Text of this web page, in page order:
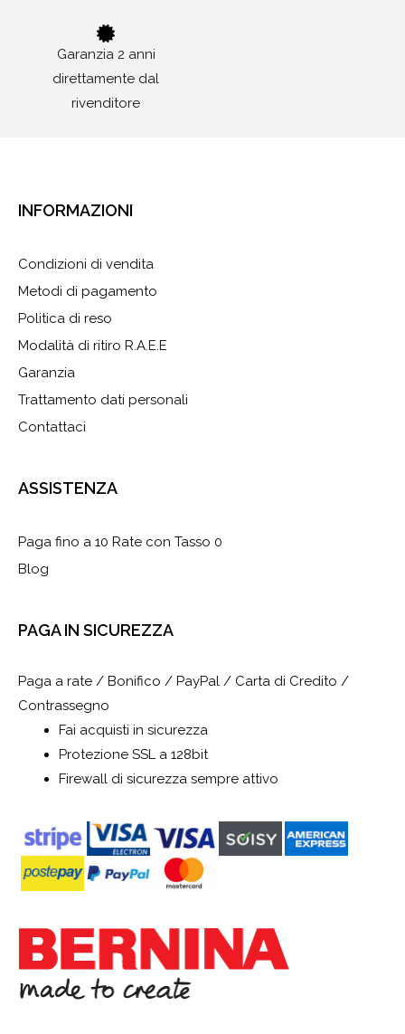
Garanzia 2 anni
direttamente dal
rivenditore
INFORMAZIONI
Condizioni di vendita
Metodi di pagamento
Politica di reso
Modalità di ritiro R.A.E.E
Garanzia
Trattamento dati personali
Contattaci
ASSISTENZA
Paga fino a 10 Rate con Tasso 0
Blog
PAGA IN SICUREZZA
Paga a rate / Bonifico / PayPal / Carta di Credito /
Contrassegno
Fai acquisti in sicurezza
Protezione SSL a 128bit
Firewall di sicurezza sempre attivo